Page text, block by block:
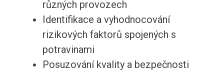
různých provozech
Identifikace a vyhodnocování
rizikových faktorů spojených s
potravinami
Posuzování kvality a bezpečnosti